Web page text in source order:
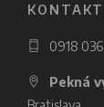
0918 036
Pekná